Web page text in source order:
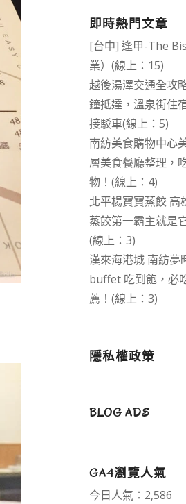
即時熱門文章
[台中] 逢甲-The
業）(線上：15)
越後湯澤交通全攻
鐘抵達，溫泉街住
接駁車(線上：5)
南紡美食購物中心
層美食餐廳整理，
物！(線上：4)
北平楊寶寶蒸餃 高
蒸餃第一霸主就是
(線上：3)
漢來海港城 南紡夢
buffet 吃到飽，必
薦！(線上：3)
隱私權政策
BLOG ADS
GA4瀏覽人氣
今日人氣：2,586